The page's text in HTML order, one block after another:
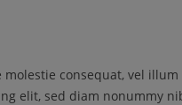
consequat, vel illum
elit, sed diam nonummy